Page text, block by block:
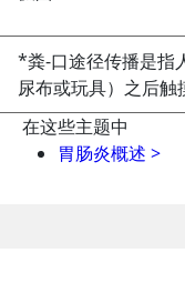
*粪-口途径传播是指
尿布或玩具）之后触
在这些主题中
胃肠炎概述 >